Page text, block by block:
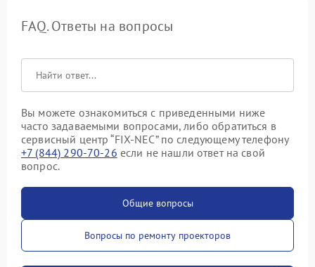
FAQ. Ответы на вопросы
Вы можете ознакомиться с приведенными ниже
часто задаваемыми вопросами, либо обратиться в
сервисный центр “FIX-NEC” по следующему телефону
+7 (844) 290-70-26 если не нашли ответ на свой
вопрос.
Общие вопросы
Вопросы по ремонту проекторов